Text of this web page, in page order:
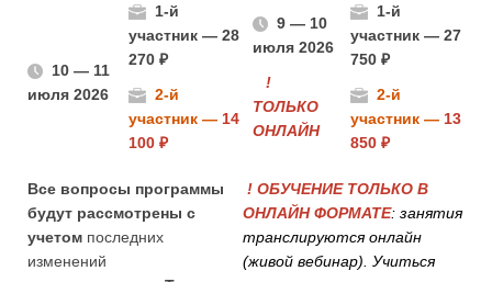
10 — 11
июля 2026
1-й
участник — 28
270 ₽
2-й
участник — 14
100 ₽
9 — 10
июля 2026
!
ТОЛЬКО
ОНЛАЙН
1-й
участник — 27
750 ₽
2-й
участник — 13
850 ₽
Все вопросы программы
будут рассмотрены с
учетом последних
изменений
! ОБУЧЕНИЕ ТОЛЬКО В
ОНЛАЙН ФОРМАТЕ: занятия
транслируются онлайн
(живой вебинар). Учиться